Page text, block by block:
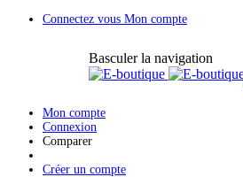
Connectez vous Mon compte
Basculer la navigation
Mon compte
Connexion
Comparer
Créer un compte